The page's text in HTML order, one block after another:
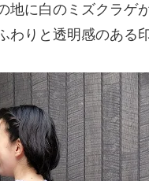
地に白のミズクラゲ
りと透明感のある